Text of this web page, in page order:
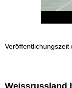
Veröffentlichungszeit
Weissrussland